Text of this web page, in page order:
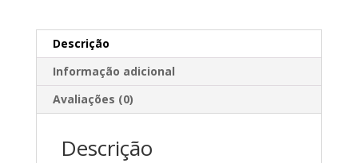
7300
quantidade
Descrição
Informação adicional
Avaliações (0)
Descrição